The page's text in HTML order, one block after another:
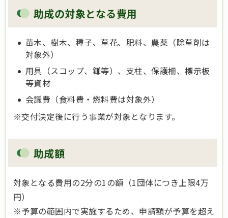
助成の対象となる費用
苗木、樹木、種子、草花、肥料、農薬（除草剤は
対象外）
用具（スコップ、鎌等）、支柱、保護柵、標示板
等資材
会議費（食料費・燃料費は対象外）
※交付決定後に行う事業が対象となります。
助成額
対象となる費用の2分の1の額（1団体につき上限4万
円）
※予算の範囲内で実施するため、申請額が予算を超え